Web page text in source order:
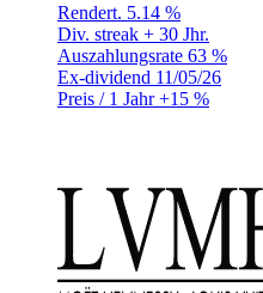
Rendert. 5.14 %
Div. streak + 30 Jhr.
Auszahlungsrate 63 %
Ex-dividend 11/05/26
Preis / 1 Jahr+15 %